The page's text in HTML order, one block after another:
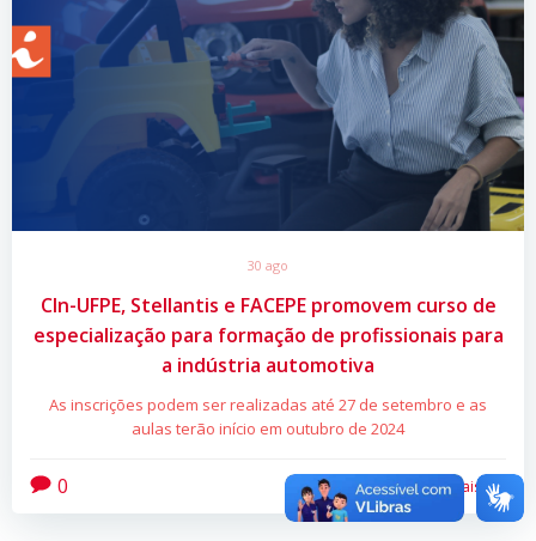
30 ago
CIn-UFPE, Stellantis e FACEPE promovem curso de
especialização para formação de profissionais para
a indústria automotiva
As inscrições podem ser realizadas até 27 de setembro e as
aulas terão início em outubro de 2024
0 Leia mais